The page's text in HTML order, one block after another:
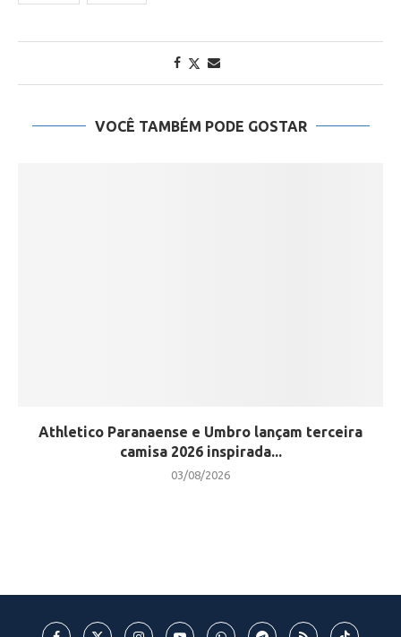
VOCÊ TAMBÉM PODE GOSTAR
Athletico Paranaense e Umbro lançam terceira
camisa 2026 inspirada...
03/08/2026